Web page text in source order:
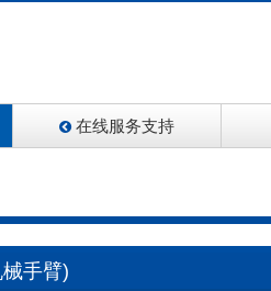
在线服务支持
手臂)